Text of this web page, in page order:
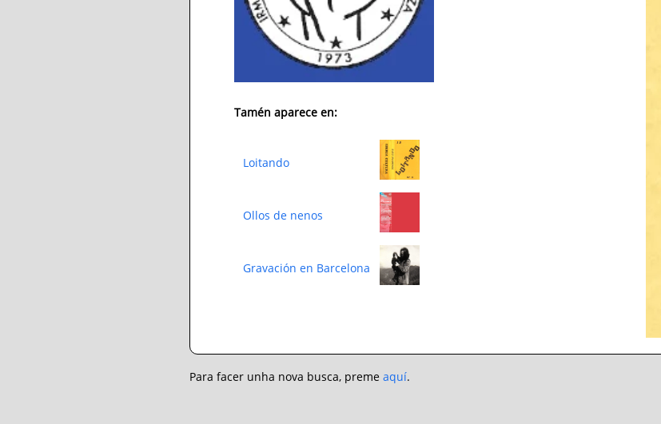
Tamén aparece en:
Loitando
Ollos de nenos
Gravación en Barcelona
Para facer unha nova busca, preme aquí.